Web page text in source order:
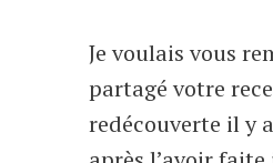
Je voulais vous
partagé votre
redécouverte il y